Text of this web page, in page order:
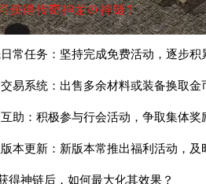
常任务：坚持完成免费活动，逐步积
易系统：出售多余材料或装备换取金
助：积极参与行会活动，争取集体奖
本更新：新版本常推出福利活动，及
得神链后，如何最大化其效果？